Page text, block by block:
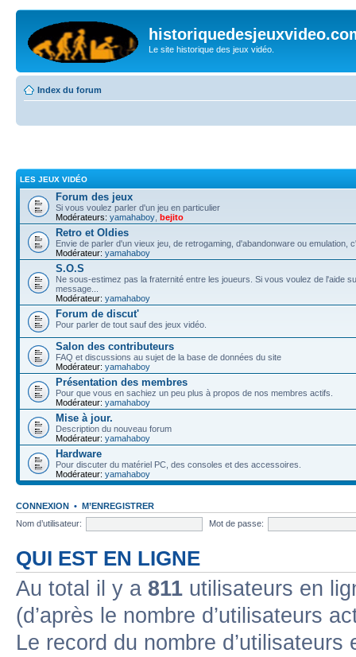
Le site historique des jeux vidéo.
Index du forum
LES JEUX VIDÉO
Forum des jeux
Si vous voulez parler d'un jeu en particulier
Modérateurs: yamahaboy bejito
Retro et Oldies
Envie de parler d'un vieux jeu, de retrogaming, d'abandonware ou emulation,
Modérateur: yamahaboy
S.O.S
Ne sous-estimez pas la fraternité entre les joueurs. Si vous voulez de l'aide
message...
Modérateur: yamahaboy
Forum de discut'
Pour parler de tout sauf des jeux vidéo.
Salon des contributeurs
FAQ et discussions au sujet de la base de données du site
Modérateur: yamahaboy
Présentation des membres
Pour que vous en sachiez un peu plus à propos de nos membres actifs.
Modérateur: yamahaboy
Mise à jour.
Description du nouveau forum
Modérateur: yamahaboy
Hardware
Pour discuter du matériel PC, des consoles et des accessoires.
Modérateur: yamahaboy
CONNEXION • M’ENREGISTRER
Nom d’utilisateur:
Mot de passe:
QUI EST EN LIGNE
Au total il y a 811 utilisateurs en
(d’après le nombre d’utilisateurs
Le record du nombre